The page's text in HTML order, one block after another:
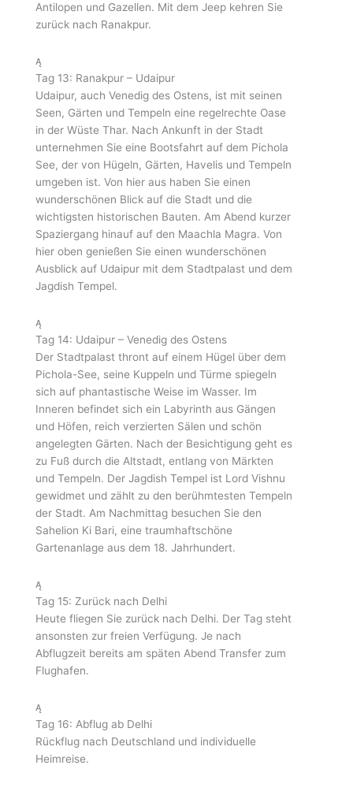
Antilopen und Gazellen. Mit dem Jeep kehren Sie
zurück nach Ranakpur.
Tag 13: Ranakpur – Udaipur
Udaipur, auch Venedig des Ostens, ist mit seinen
Seen, Gärten und Tempeln eine regelrechte Oase
in der Wüste Thar. Nach Ankunft in der Stadt
unternehmen Sie eine Bootsfahrt auf dem Pichola
See, der von Hügeln, Gärten, Havelis und Tempeln
umgeben ist. Von hier aus haben Sie einen
wunderschönen Blick auf die Stadt und die
wichtigsten historischen Bauten. Am Abend kurzer
Spaziergang hinauf auf den Maachla Magra. Von
hier oben genießen Sie einen wunderschönen
Ausblick auf Udaipur mit dem Stadtpalast und dem
Jagdish Tempel.
Tag 14: Udaipur – Venedig des Ostens
Der Stadtpalast thront auf einem Hügel über dem
Pichola-See, seine Kuppeln und Türme spiegeln
sich auf phantastische Weise im Wasser. Im
Inneren befindet sich ein Labyrinth aus Gängen
und Höfen, reich verzierten Sälen und schön
angelegten Gärten. Nach der Besichtigung geht es
zu Fuß durch die Altstadt, entlang von Märkten
und Tempeln. Der Jagdish Tempel ist Lord Vishnu
gewidmet und zählt zu den berühmtesten Tempeln
der Stadt. Am Nachmittag besuchen Sie den
Sahelion Ki Bari, eine traumhaftschöne
Gartenanlage aus dem 18. Jahrhundert.
Tag 15: Zurück nach Delhi
Heute fliegen Sie zurück nach Delhi. Der Tag steht
ansonsten zur freien Verfügung. Je nach
Abflugzeit bereits am späten Abend Transfer zum
Flughafen.
Tag 16: Abflug ab Delhi
Rückflug nach Deutschland und individuelle
Heimreise.